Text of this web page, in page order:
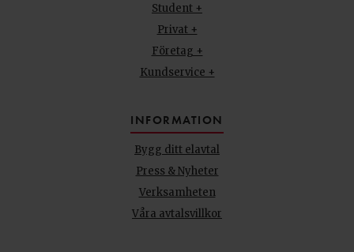
Student +
Privat +
Företag +
Kundservice +
INFORMATION
Bygg ditt elavtal
Press & Nyheter
Verksamheten
Våra avtalsvillkor